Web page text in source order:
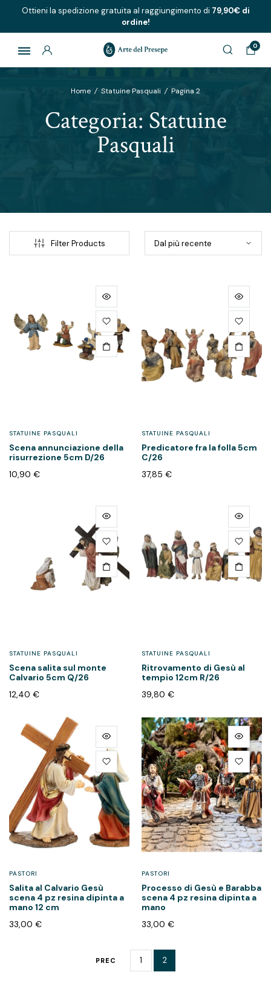
Ottieni la spedizione gratuita al raggiungimento di 79,90€ di
ordine!
0
Home / Statuine Pasquali / Pagina 2
Categoria: Statuine
Pasquali
Filter Products
STATUINE PASQUALI
Scena annunciazione della
risurrezione 5cm D/26
10,90 €
STATUINE PASQUALI
Predicatore fra la folla 5cm
C/26
37,85 €
STATUINE PASQUALI
Scena salita sul monte
Calvario 5cm Q/26
12,40 €
STATUINE PASQUALI
Ritrovamento di Gesù al
tempio 12cm R/26
39,80 €
PASTORI
Salita al Calvario Gesù
scena 4 pz resina dipinta a
mano 12 cm
33,00 €
PASTORI
Processo di Gesù e Barabba
scena 4 pz resina dipinta a
mano
33,00 €
PREC 1 2